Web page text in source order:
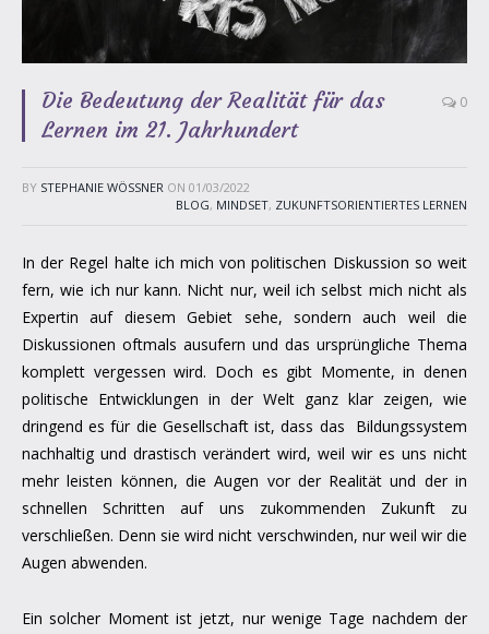
Die Bedeutung der Realität für das
Lernen im 21. Jahrhundert
0
BY STEPHANIE WÖSSNER ON 01/03/2022
BLOG, MINDSET, ZUKUNFTSORIENTIERTES LERNEN
In der Regel halte ich mich von politischen Diskussion so weit
fern, wie ich nur kann. Nicht nur, weil ich selbst mich nicht als
Expertin auf diesem Gebiet sehe, sondern auch weil die
Diskussionen oftmals ausufern und das ursprüngliche Thema
komplett vergessen wird. Doch es gibt Momente, in denen
politische Entwicklungen in der Welt ganz klar zeigen, wie
dringend es für die Gesellschaft ist, dass das Bildungssystem
nachhaltig und drastisch verändert wird, weil wir es uns nicht
mehr leisten können, die Augen vor der Realität und der in
schnellen Schritten auf uns zukommenden Zukunft zu
verschließen. Denn sie wird nicht verschwinden, nur weil wir die
Augen abwenden.
Ein solcher Moment ist jetzt, nur wenige Tage nachdem der